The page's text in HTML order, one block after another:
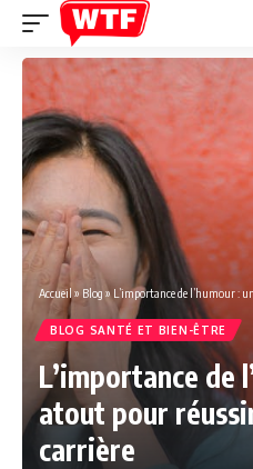
Accueil» Blog » L’importance de l’humour :
BLOG SANTÉ ET BIEN-ÊTRE
L’importance de
atout pour
carrière